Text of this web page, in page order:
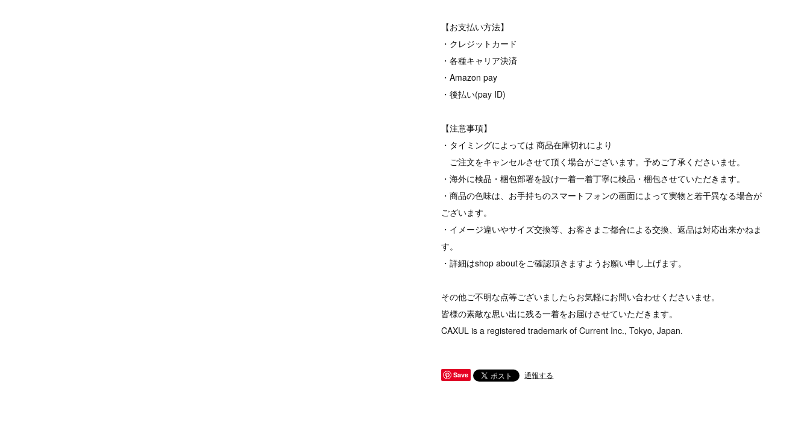
【お支払い方法】
・クレジットカード
・各種キャリア決済
・Amazon pay
・後払い(pay ID)
【注意事項】
・タイミングによっては 商品在庫切れにより
ご注文をキャンセルさせて頂く場合がございます。予めご了承くださいませ。
・海外に検品・梱包部署を設け一着一着丁寧に検品・梱包させていただきます。
・商品の色味は、お手持ちのスマートフォンの画面によって実物と若干異なる場合が
ございます。
・イメージ違いやサイズ交換等、お客さまご都合による交換、返品は対応出来かねま
す。
・詳細はshop aboutをご確認頂きますようお願い申し上げます。
その他ご不明な点等ございましたらお気軽にお問い合わせくださいませ。
皆様の素敵な思い出に残る一着をお届けさせていただきます。
CAXUL is a registered trademark of Current Inc., Tokyo, Japan.
Save 通報する